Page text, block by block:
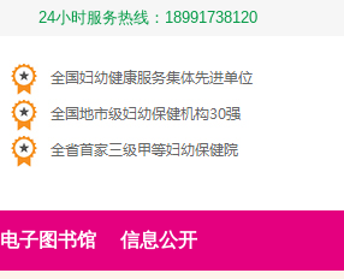
24小时服务热线：18991738120
电子图书馆 信息公开